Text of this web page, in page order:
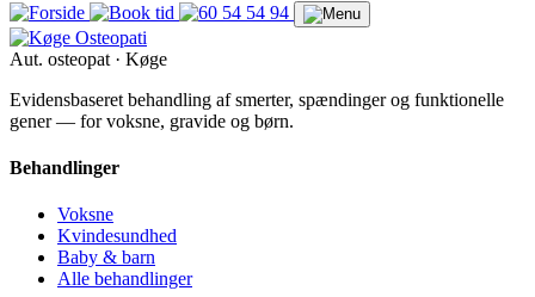
Aut. osteopat · Køge
Evidensbaseret behandling af smerter, spændinger og funktionelle
gener — for voksne, gravide og børn.
Behandlinger
Voksne
Kvindesundhed
Baby & barn
Alle behandlinger